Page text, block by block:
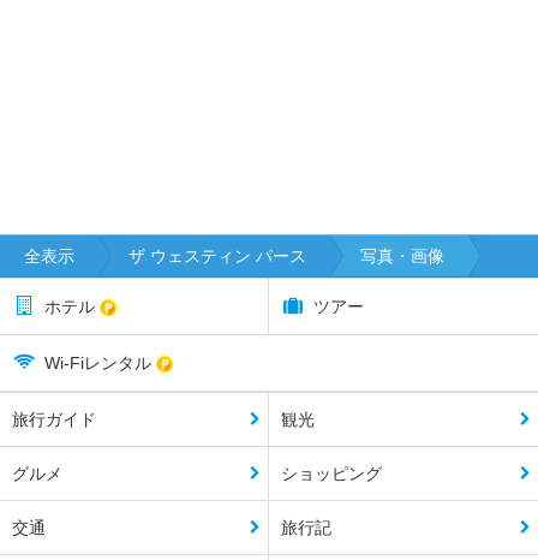
全表示 ザ ウェスティン パース 写真・画像
ホテル ツアー
Wi-Fiレンタル
旅行ガイド 観光
グルメ ショッピング
交通 旅行記